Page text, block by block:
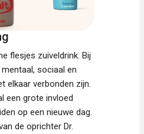
flesjes zuiveldrink. Bij
sociaal en
elkaar verbonden zijn.
een grote invloed
op een nieuwe dag.
de oprichter Dr.